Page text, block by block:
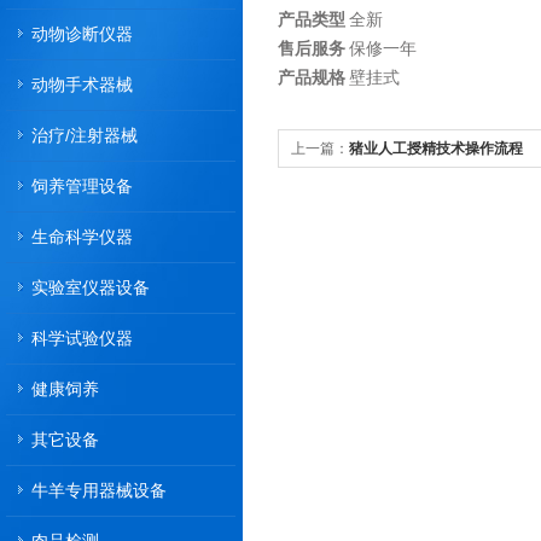
动物诊断仪器
动物手术器械
治疗/注射器械
饲养管理设备
生命科学仪器
实验室仪器设备
科学试验仪器
健康饲养
其它设备
牛羊专用器械设备
产品类型 全新
售后服务 保修一年
产品规格 壁挂式
上一篇： 猪业人工授精技术操作流程